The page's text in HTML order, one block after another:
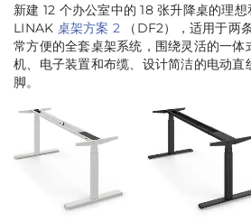
新建 12 个办公室中的 18 张升降桌的理
LINAK 桌架方案 2
（DF2），适用于两
常方便的全套桌架系统，围绕灵活的一体
机、电子装置和布缆、设计简洁的电动直
脚。